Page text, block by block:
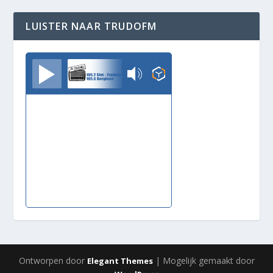
LUISTER NAAR TRUDOFM
TrudoFM
Ontworpen door Elegant Themes| Mogelijk gemaakt door